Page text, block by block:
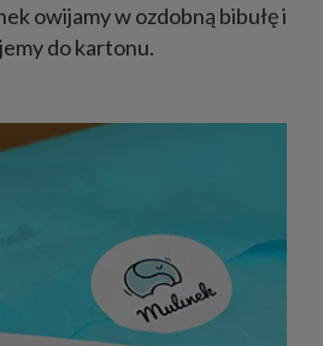
owijamy w ozdobną bibułę i
do kartonu.